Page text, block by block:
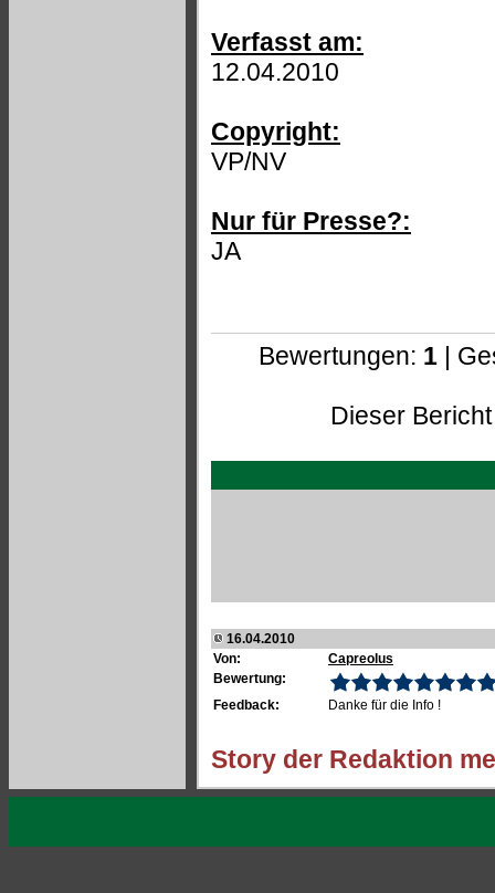
Verfasst am:
12.04.2010
Copyright:
VP/NV
Nur für Presse?:
JA
Bewertungen: 1|
Dieser
16.04.2010
Von:
Capreolus
Bewertung:
Feedback:
Danke für die Info !
Story der Redaktion